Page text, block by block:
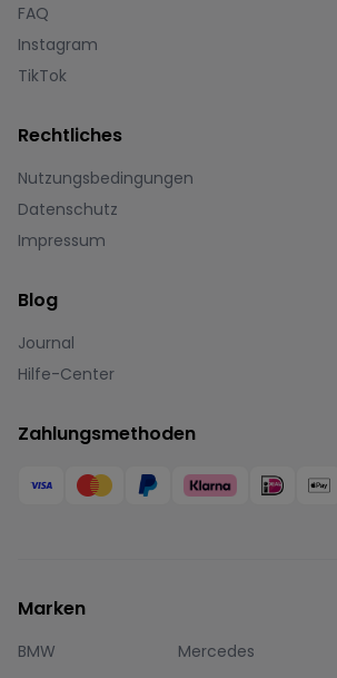
FAQ
Instagram
TikTok
Rechtliches
Nutzungsbedingungen
Datenschutz
Impressum
Blog
Journal
Hilfe-Center
Zahlungsmethoden
Marken
BMW Mercedes